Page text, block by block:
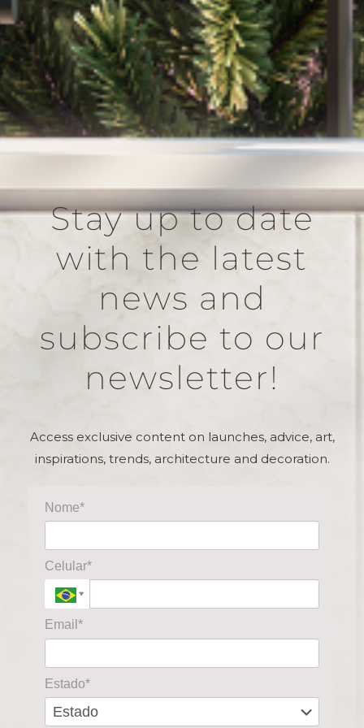
Stay up to date
with the latest
news and
subscribe to our
newsletter!
Access exclusive content on launches, advice, art,
inspirations, trends, architecture and decoration.
Nome*
Celular*
Email*
Estado*